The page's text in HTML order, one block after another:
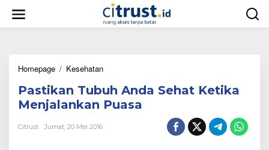
w
Homepage / Kesehatan
s
t
i
Pastikan Tubuh Anda Sehat Ketika
Menjalankan Puasa
Citrust Jumat, 20 Mei 2016